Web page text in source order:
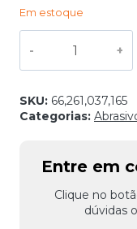
Em estoque
LIXA
7
247
180MMX22MM
SKU: 66,261,037,165
Categorias:
Entre em
Clique no
dúvidas